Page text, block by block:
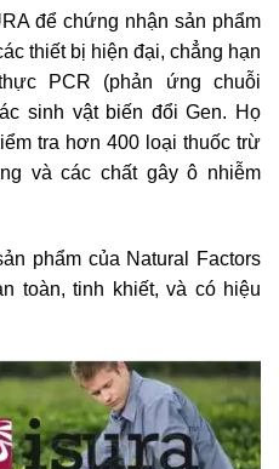
để chứng nhận sản phẩm
thiết bị hiện đại, chẳng hạn
PCR (phản ứng chuỗi
sinh vật biến đổi Gen. Họ
tra hơn 400 loại thuốc trừ
và các chất gây ô nhiễm
phẩm của Natural Factors
toàn, tinh khiết, và có hiệu